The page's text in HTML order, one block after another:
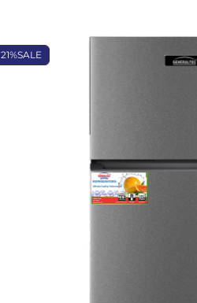
SALE
21%